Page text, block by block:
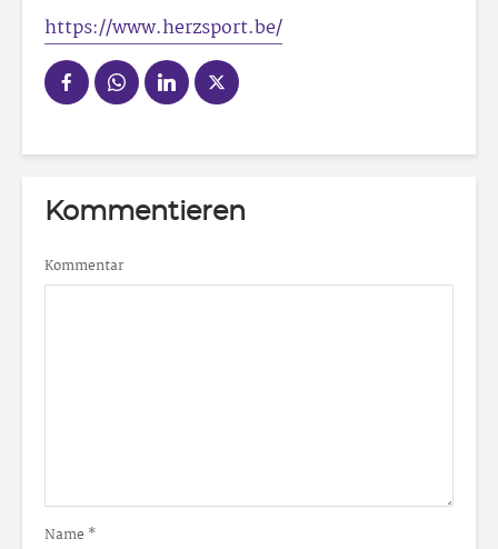
https://www.herzsport.be/
Kommentieren
Kommentar
Name *